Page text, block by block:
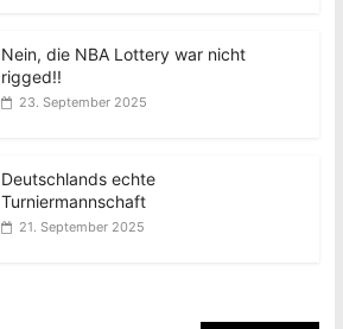
Nein, die NBA Lottery war nicht
rigged!!
23. September 2025
Deutschlands echte
Turniermannschaft
21. September 2025